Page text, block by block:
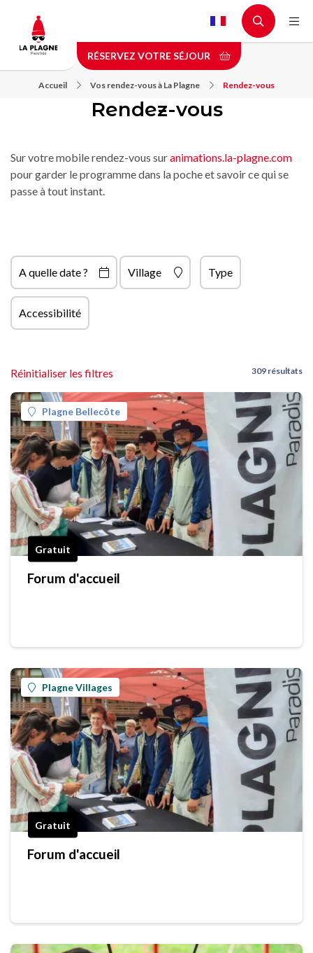
contenu
principal
RÉSERVEZ VOTRE SÉJOUR
Accueil Vos rendez-vous à La Plagne Rendez-vous
Rendez-vous
Sur votre mobile rendez-vous suranimations.la-plagne.com
pour garder le programme dans la poche et savoir ce qui se
passe à tout instant.
A quelle date ? Village Type
Accessibilité
Réinitialiser les filtres 309 résultats
Plagne Bellecôte
Gratuit
Forum d'accueil
Plagne Villages
Gratuit
Forum d'accueil